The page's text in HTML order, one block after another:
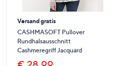
Versand gratis
CASHMASOFT Pullover
Rundhalsausschnitt
Cashmeregriff Jacquard